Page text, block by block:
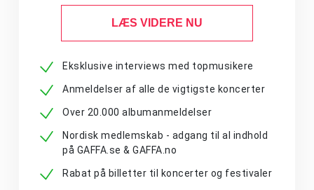
LÆS VIDERE NU
Eksklusive interviews med topmusikere
Anmeldelser af alle de vigtigste koncerter
Over 20.000 albumanmeldelser
Nordisk medlemskab - adgang til al indhold
på GAFFA.se & GAFFA.no
Rabat på billetter til koncerter og festivaler